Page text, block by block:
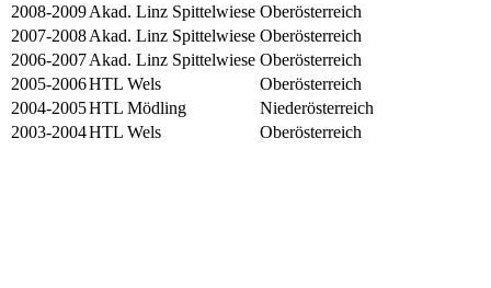
2008-2009Akad. Linz Spittelwiese Oberösterreich
2007-2008Akad. Linz Spittelwiese Oberösterreich
2006-2007Akad. Linz Spittelwiese Oberösterreich
2005-2006HTL Wels
Oberösterreich
2004-2005HTL Mödling
Niederösterreich
2003-2004HTL Wels Oberösterreich